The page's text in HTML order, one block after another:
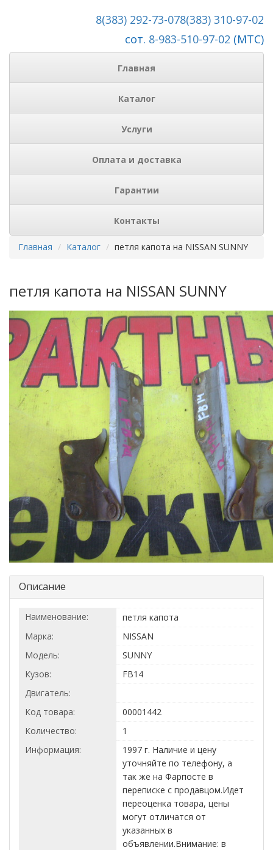
8(383) 310-97-02
8(383) 292-73-07
сот. 8-983-510-97-02 (МТС)
Главная
Каталог
Услуги
Оплата и доставка
Гарантии
Контакты
Главная Каталог петля капота на NISSAN SUNNY
петля капота на NISSAN SUNNY
Описание
Наименование:
петля капота
Марка:
NISSAN
Модель:
SUNNY
Кузов:
FB14
Двигатель:
Код товара:
00001442
Количество:
1
Информация:
1997 г. Наличие и цену
уточняйте по телефону, а
так же на Фарпосте в
переписке с продавцом.Идет
переоценка товара, цены
могут отличатся от
указанных в
объявлении.Внимание: в